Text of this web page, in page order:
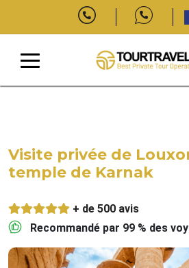
Visite privée de
temple de Karnak
+ de 500 avis
Recommandé par 99 % des